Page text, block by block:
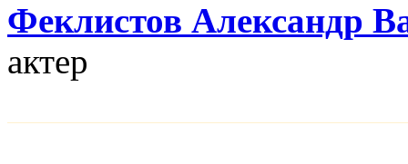
Феклистов Александр
актер